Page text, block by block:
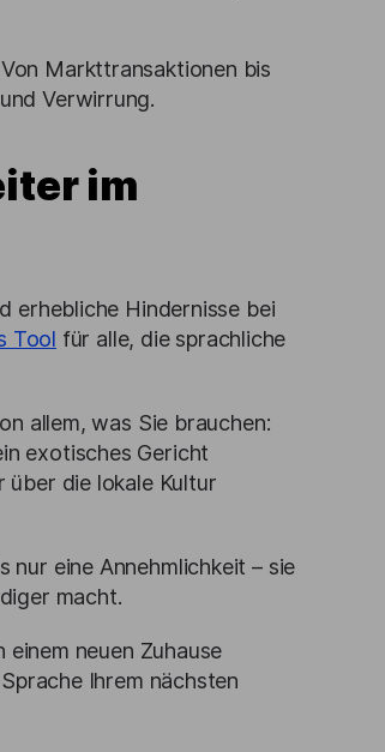
Markttransaktionen bis
Verwirrung.
im
erhebliche Hindernisse bei
Tool für alle, die sprachliche
allem, was Sie brauchen:
exotisches Gericht
über die lokale Kultur
nur eine Annehmlichkeit – sie
macht.
neuen Zuhause
Ihrem nächsten